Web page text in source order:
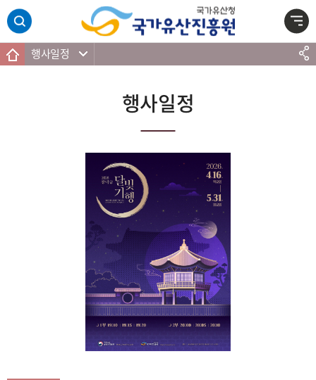
본문 바로가기
주메뉴 바로가기
하단 바로가기
행사일정
행사일정